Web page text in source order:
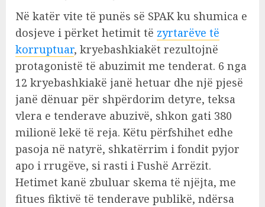
Në katër vite të punës së SPAK ku shumica e
dosjeve i përket hetimit të zyrtarëve të
korruptuar, kryebashkiakët rezultojnë
protagonistë të abuzimit me tenderat. 6 nga
12 kryebashkiakë janë hetuar dhe një pjesë
janë dënuar për shpërdorim detyre, teksa
vlera e tenderave abuzivë, shkon gati 380
milionë lekë të reja. Këtu përfshihet edhe
pasoja në natyrë, shkatërrim i fondit pyjor
apo i rrugëve, si rasti i Fushë Arrëzit.
Hetimet kanë zbuluar skema të njëjta, me
fitues fiktivë të tenderave publikë, ndërsa